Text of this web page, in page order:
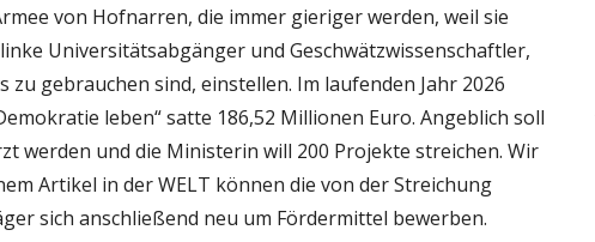
von Hofnarren, die immer gieriger werden, weil sie
Universitätsabgänger und Geschwätzwissenschaftler,
zu gebrauchen sind, einstellen. Im laufenden Jahr 2026
leben“ satte 186,52 Millionen Euro. Angeblich soll
werden und die Ministerin will 200 Projekte streichen. Wir
Artikel in der WELT können die von der Streichung
sich anschließend neu um Fördermittel bewerben.